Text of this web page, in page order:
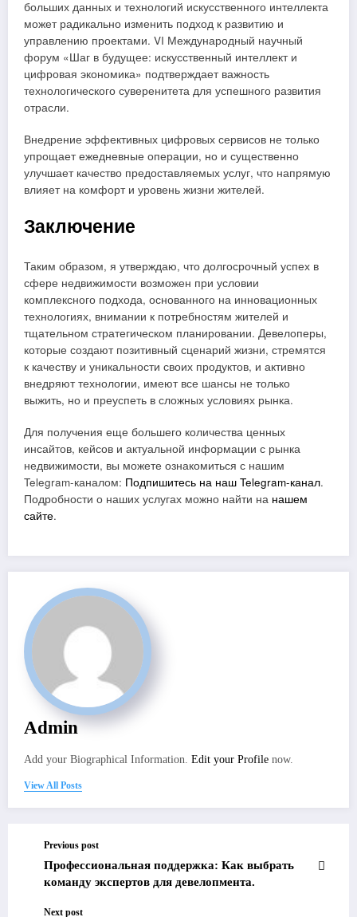
больших данных и технологий искусственного интеллекта
может радикально изменить подход к развитию и
управлению проектами. VI Международный научный
форум «Шаг в будущее: искусственный интеллект и
цифровая экономика» подтверждает важность
технологического суверенитета для успешного развития
отрасли.
Внедрение эффективных цифровых сервисов не только
упрощает ежедневные операции, но и существенно
улучшает качество предоставляемых услуг, что напрямую
влияет на комфорт и уровень жизни жителей.
Заключение
Таким образом, я утверждаю, что долгосрочный успех в
сфере недвижимости возможен при условии
комплексного подхода, основанного на инновационных
технологиях, внимании к потребностям жителей и
тщательном стратегическом планировании. Девелоперы,
которые создают позитивный сценарий жизни, стремятся
к качеству и уникальности своих продуктов, и активно
внедряют технологии, имеют все шансы не только
выжить, но и преуспеть в сложных условиях рынка.
Для получения еще большего количества ценных
инсайтов, кейсов и актуальной информации с рынка
недвижимости, вы можете ознакомиться с нашим
Telegram-каналом: Подпишитесь на наш Telegram-канал.
Подробности о наших услугах можно найти на нашем
сайте.
Admin
Add your Biographical Information. Edit your Profile now.
View All Posts
Previous post
Профессиональная поддержка: Как выбрать
команду экспертов для девелопмента.
Next post